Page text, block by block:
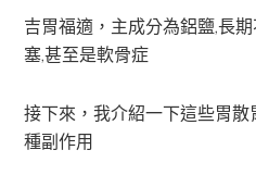
吉胃福適，主成分為鋁鹽,長
塞,甚至是軟骨症
接下來，我介紹一下這些胃
種副作用